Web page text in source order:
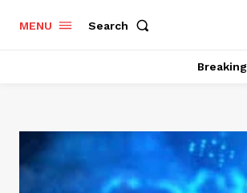
MENU Search
Breaking